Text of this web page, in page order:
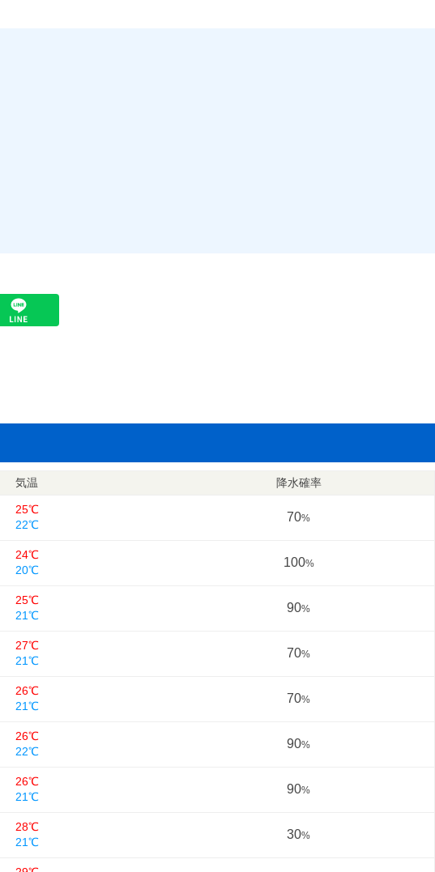
気温 降水確率
25℃
22℃
70%
24℃
20℃
100%
25℃
21℃
90%
27℃
21℃
70%
26℃
21℃
70%
26℃
22℃
90%
26℃
21℃
90%
28℃
21℃
30%